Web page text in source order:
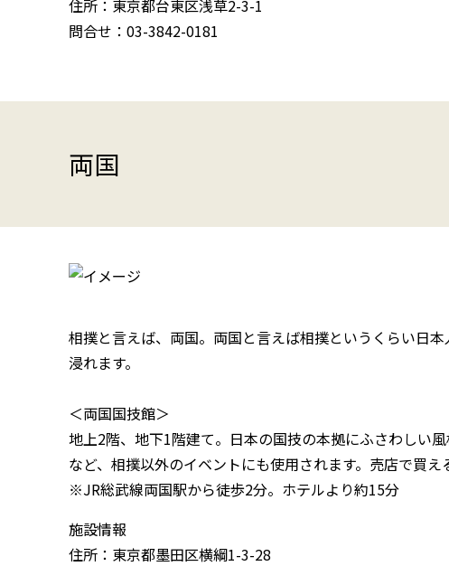
住所：東京都台東区浅草2-3-1
問合せ：03-3842-0181
両国
相撲と言えば、両国。両国と言えば相撲というくらい日
浸れます。
＜両国国技館＞
地上2階、地下1階建て。日本の国技の本拠にふさわしい
など、相撲以外のイベントにも使用されます。売店で買
※JR総武線両国駅から徒歩2分。ホテルより約15分
施設情報
住所：東京都墨田区横綱1-3-28